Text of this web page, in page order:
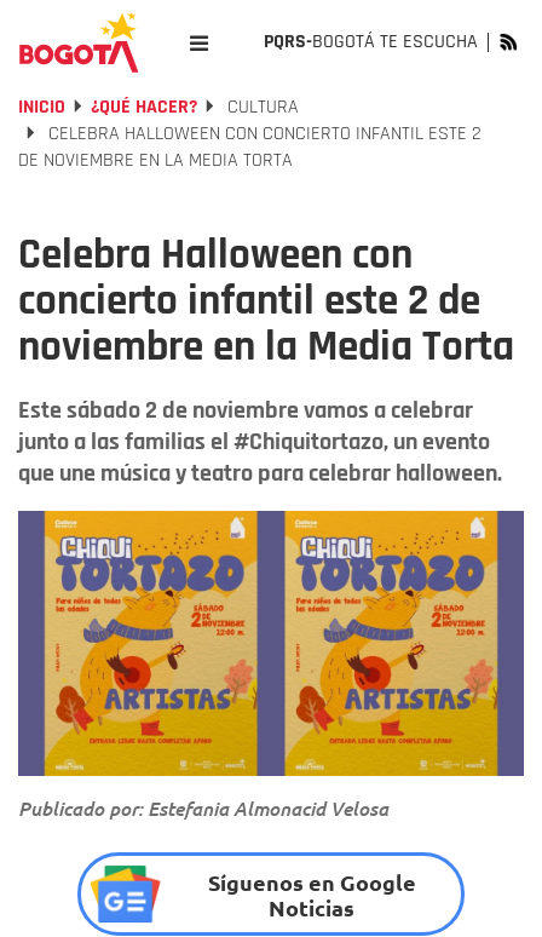
PQRS-BOGOTÁ TE ESCUCHA
INICIO ¿QUÉ HACER?
CULTURA
CELEBRA HALLOWEEN CON CONCIERTO INFANTIL ESTE 2
DE NOVIEMBRE EN LA MEDIA TORTA
Celebra Halloween con
concierto infantil este 2 de
noviembre en la Media Torta
Este sábado 2 de noviembre vamos a celebrar
junto a las familias el #Chiquitortazo, un evento
que une música y teatro para celebrar halloween.
Publicado por: Estefania Almonacid Velosa
Síguenos en Google
Noticias